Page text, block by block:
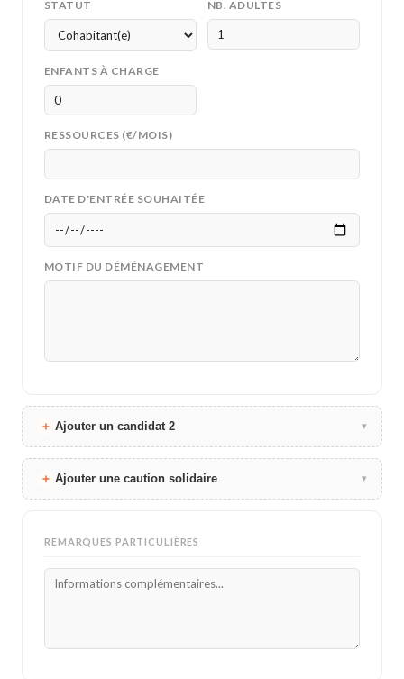
STATUT NB. ADULTES
ENFANTS À CHARGE
RESSOURCES (€/MOIS)
DATE D'ENTRÉE SOUHAITÉE
MOTIF DU DÉMÉNAGEMENT
Ajouter un candidat 2 ▾
Ajouter une caution solidaire ▾
REMARQUES PARTICULIÈRES